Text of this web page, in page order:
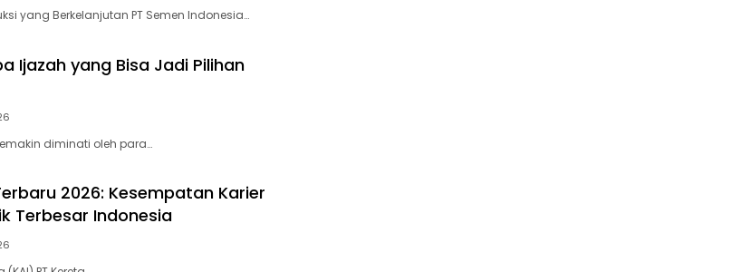
yang Berkelanjutan PT Semen Indonesia…
Ijazah yang Bisa Jadi Pilihan
diminati oleh para…
2026: Kesempatan Karier
Terbesar Indonesia